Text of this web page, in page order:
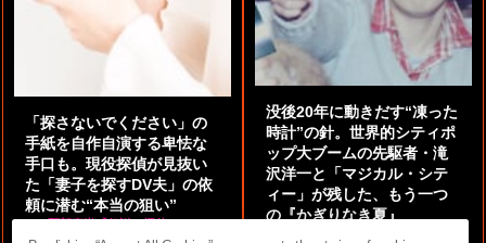
「探さないでください」の
手紙を自作自演する卑怯な
手口も。現役探偵が見抜い
た「妻子を探すDV夫」の依
頼に潜む“本当の狙い”
by 阿部泰尚『伝説の探偵』
没後20年に動きだす“凍った
時計”の針。世界的シティポ
ップ大ブームの先駆者・滝
沢洋一と「マジカル・シテ
ィー」が残した、もう一つ
の『かぎりなき夏』